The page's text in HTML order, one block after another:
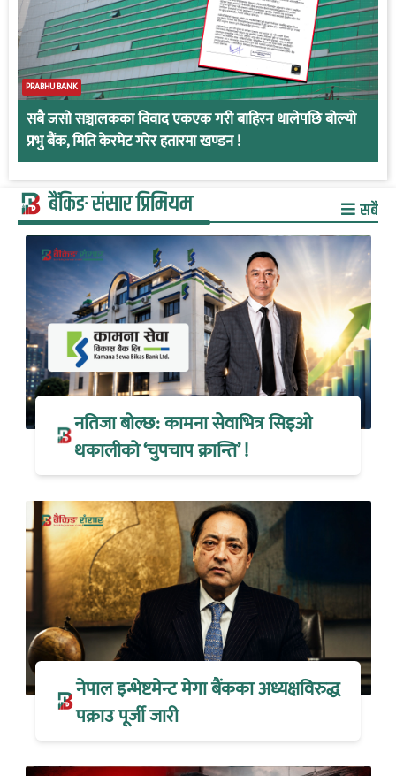
PRABHU BANK
सबै जसो सञ्चालकका विवाद एकएक गरी बाहिरन थालेपछि बोल्यो
प्रभु बैंक, मिति केरमेट गरेर हतारमा खण्डन !
बैंकिङ संसार प्रिमियम सबै
नतिजा बोल्छ: कामना सेवाभित्र सिइओ
थकालीको ‘चुपचाप क्रान्ति’ !
नेपाल इन्भेष्टमेन्ट मेगा बैंकका अध्यक्षविरुद्ध
पक्राउ पूर्जी जारी